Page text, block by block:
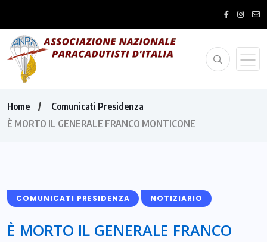
Home
Comunicati Presidenza
È MORTO IL GENERALE FRANCO MONTICONE
COMUNICATI PRESIDENZA NOTIZIARIO
È MORTO IL GENERALE FRANCO